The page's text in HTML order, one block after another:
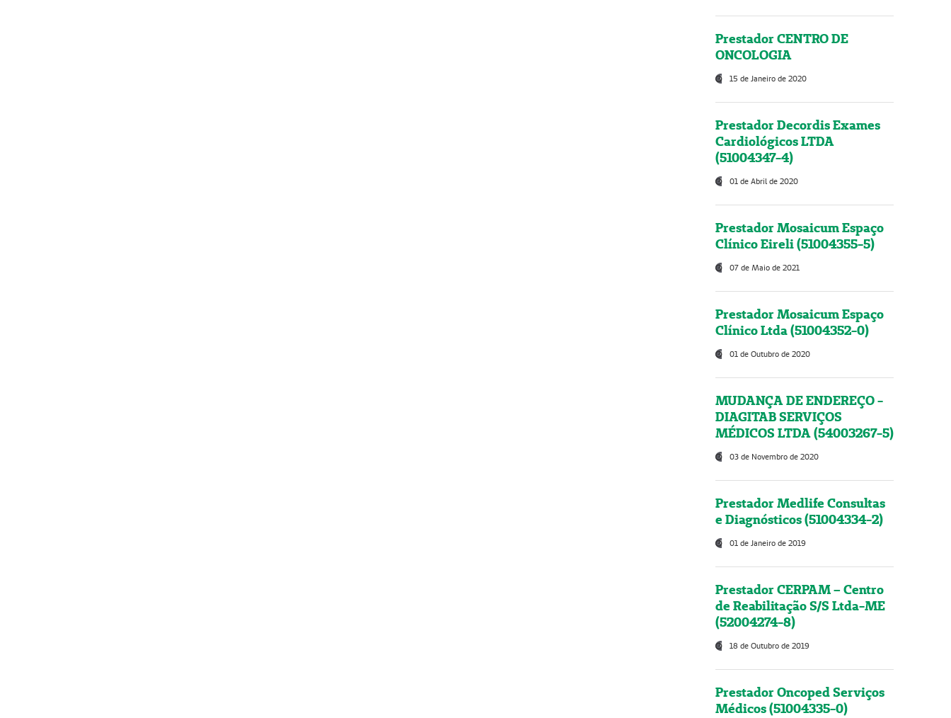
Prestador CENTRO DE
ONCOLOGIA
15 de Janeiro de 2020
Prestador Decordis Exames
Cardiológicos LTDA
(51004347-4)
01 de Abril de 2020
Prestador Mosaicum Espaço
Clínico Eireli (51004355-5)
07 de Maio de 2021
Prestador Mosaicum Espaço
Clínico Ltda (51004352-0)
01 de Outubro de 2020
MUDANÇA DE ENDEREÇO -
DIAGITAB SERVIÇOS
MÉDICOS LTDA (54003267-5)
03 de Novembro de 2020
Prestador Medlife Consultas
e Diagnósticos (51004334-2)
01 de Janeiro de 2019
Prestador CERPAM – Centro
de Reabilitação S/S Ltda-ME
(52004274-8)
18 de Outubro de 2019
Prestador Oncoped Serviços
Médicos (51004335-0)